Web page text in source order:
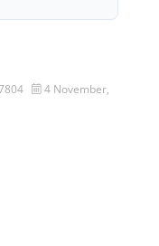
4 November,